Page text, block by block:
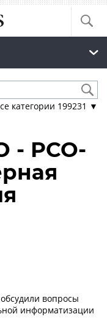
категории 199231 ▼
- РСО-
вопросы
информатизации